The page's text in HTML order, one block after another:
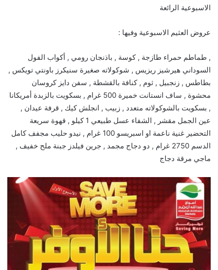
الاسبوعية الرائعة
عروض العثيم الاسبوعية وفيها :
, طماطم حمراء طازجة , كوسة , باذنجان رومي , أكواب الفول
السوداني هيرشيز ريزيس , شوكولاته صغيرة سنيكرز باونتي تويكس ,
بطاطس , زنجبيل , ثوم , كنافة بالقشطة , سفن دايز كروسان
محشوة , ساف انستانت خميرة 500 غرام , بسكويت بالزبدة أمريكانا
, بسكويت بالشوكولاته متعدد , زبيب , انجلش كيك , قرفة عيدان ,
عين الجمل مقشر , الشفاء عسل طبيعي 1 كيلو , قهوة سريعة
التحضير غنية ناعمة او اسبريسو 100 غرام , نيدو حليب مجفف كامل
الدسم 2750 غرام , دو دجاج مجمد , جرين فيلدز جبنة ملح خفيف ,
ماجي مرقة دجاج